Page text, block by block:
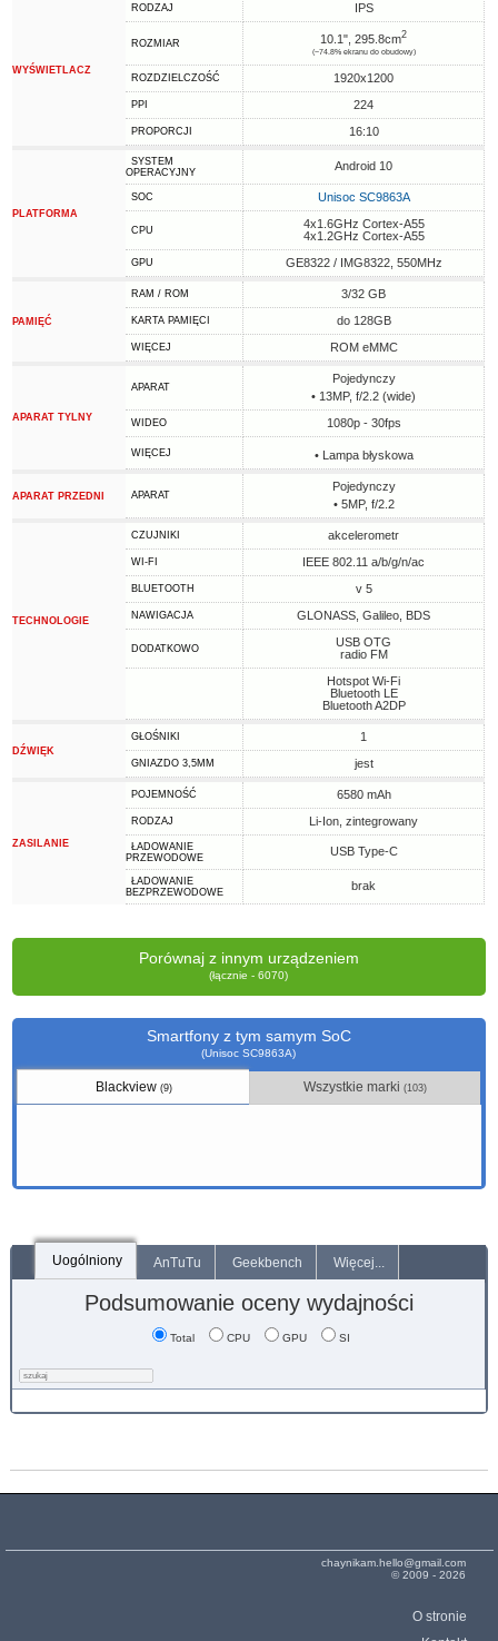
WYŚWIETLACZ
RODZAJ IPS
ROZMIAR 10.1", 295.8cm2
(~74.8% ekranu do obudowy)
ROZDZIELCZOŚĆ 1920x1200
PPI 224
PROPORCJI 16:10
PLATFORMA
SYSTEM
OPERACYJNY
Android 10
SOC Unisoc SC9863A
CPU
4x1.6GHz Cortex-A55
4x1.2GHz Cortex-A55
GPU GE8322 / IMG8322, 550MHz
PAMIĘĆ
RAM / ROM 3/32 GB
KARTA PAMIĘCI do 128GB
WIĘCEJ ROM eMMC
APARAT TYLNY
APARAT
Pojedynczy
• 13MP, f/2.2 (wide)
WIDEO 1080p - 30fps
WIĘCEJ • Lampa błyskowa
APARAT PRZEDNI APARAT
Pojedynczy
• 5MP, f/2.2
TECHNOLOGIE
CZUJNIKI akcelerometr
WI-FI IEEE 802.11 a/b/g/n/ac
BLUETOOTH v 5
NAWIGACJA GLONASS, Galileo, BDS
DODATKOWO
USB OTG
radio FM
Hotspot Wi-Fi
Bluetooth LE
Bluetooth A2DP
DŹWIĘK
GŁOŚNIKI 1
GNIAZDO 3,5MM jest
ZASILANIE
POJEMNOŚĆ 6580 mAh
RODZAJ Li-Ion, zintegrowany
ŁADOWANIE
PRZEWODOWE
USB Type-C
ŁADOWANIE
BEZPRZEWODOWE
brak
Porównaj z innym urządzeniem
(łącznie - 6070)
Smartfony z tym samym SoC
(Unisoc SC9863A)
Blackview (9) Wszystkie marki(103)
Uogólniony AnTuTu Geekbench Więcej...
Podsumowanie oceny wydajności
Total CPU GPU SI
chaynikam.hello@gmail.com
© 2009 - 2026
O stronie